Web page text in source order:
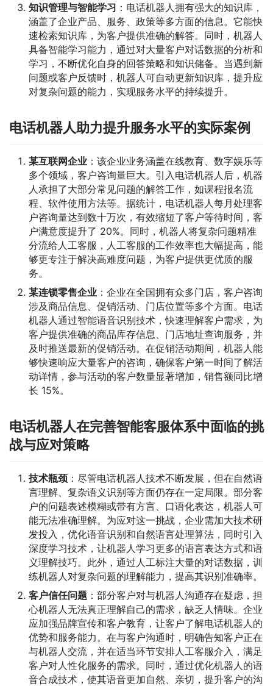
知识管理与智能学习 ：电话机器人拥有强大的知识库，
涵盖了企业产品、服务、政策等多方面的信息。它能快
速检索知识库，为客户提供准确的解答。同时，机器人
具备智能学习能力，通过对大量客户对话数据的分析和
学习，不断优化自身的回答策略和知识储备。当遇到新
问题或客户反馈时，机器人可自动更新知识库，提升应
对复杂问题的能力，实现服务水平的持续提升。
电话机器人助力提升服务水平的实际案例
某互联网企业 ：该企业业务涵盖在线教育、数字娱乐等
多个领域，客户咨询量巨大。引入电话机器人后，机器
人承担了大部分常见问题的解答工作，如课程报名流
程、软件使用方法等。据统计，电话机器人每月处理客
户咨询量达到数十万次，有效缩短了客户等待时间，客
户满意度提升了 20%。同时，机器人将复杂问题精准
分流给人工客服，人工客服的工作效率也大幅提高，能
够更专注于解决高难度问题，为客户提供更优质的服
务。
某连锁零售企业 ：企业在全国拥有众多门店，客户咨询
涉及商品信息、促销活动、门店位置等多个方面。电话
机器人通过智能语音识别技术，快速理解客户需求，为
客户提供准确的商品库存信息、门店地址查询服务，并
及时推送最新的促销活动。在促销活动期间，机器人能
够快速响应大量客户的咨询，确保客户第一时间了解活
动详情，参与活动的客户数量显著增加，销售额同比增
长 15%。
电话机器人在完善智能客服体系中面临的挑
战与应对策略
技术瓶颈 ：尽管电话机器人技术不断发展，但在自然语
言理解、复杂语义识别等方面仍存在一定局限。部分客
户的问题表述模糊或带有方言、口语化表达，机器人可
能无法准确理解。为应对这一挑战，企业需加大技术研
发投入，优化语音识别和自然语言处理算法，同时引入
深度学习技术，让机器人学习更多的语言表达方式和语
义理解技巧。此外，通过人工标注大量的对话数据，训
练机器人对复杂问题的理解能力，提高其识别准确率。
客户信任问题 ：部分客户对与机器人沟通存在疑虑，担
心机器人无法真正理解自己的需求，缺乏人情味。企业
应加强品牌宣传和客户教育，让客户了解电话机器人的
优势和服务能力。在与客户沟通时，明确告知客户正在
与机器人交流，并在适当环节安排人工客服介入，满足
客户对人性化服务的需求。同时，通过优化机器人的语
音合成技术，使其语音更加自然、亲切，提升客户的沟